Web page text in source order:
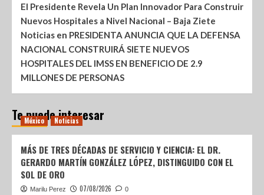
El Presidente Revela Un Plan Innovador Para Construir
Nuevos Hospitales a Nivel Nacional – Baja Ziete
Noticias en PRESIDENTA ANUNCIA QUE LA DEFENSA
NACIONAL CONSTRUIRÁ SIETE NUEVOS
HOSPITALES DEL IMSS EN BENEFICIO DE 2.9
MILLONES DE PERSONAS
Te puede interesar
México Noticias
MÁS DE TRES DÉCADAS DE SERVICIO Y CIENCIA: EL DR.
GERARDO MARTÍN GONZÁLEZ LÓPEZ, DISTINGUIDO CON EL
SOL DE ORO
Marilu Perez 07/08/2026 0